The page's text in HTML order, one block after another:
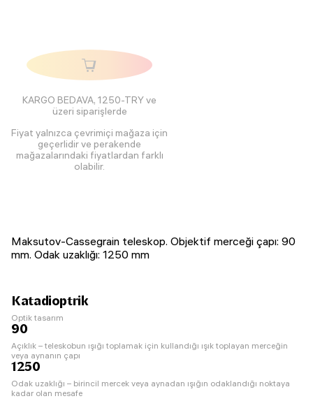
KARGO BEDAVA, 1250-TRY ve
üzeri siparişlerde
Fiyat yalnızca çevrimiçi mağaza için
geçerlidir ve perakende
mağazalarındaki fiyatlardan farklı
olabilir.
Maksutov-Cassegrain teleskop. Objektif merceği çapı: 90
mm. Odak uzaklığı: 1250 mm
Katadioptrik
Optik tasarım
90
Açıklık – teleskobun ışığı toplamak için kullandığı ışık toplayan merceğin
veya aynanın çapı
1250
Odak uzaklığı – birincil mercek veya aynadan ışığın odaklandığı noktaya
kadar olan mesafe